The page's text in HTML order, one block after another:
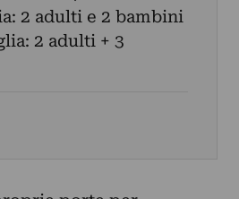
2 adulti e 2 bambini
2 adulti + 3